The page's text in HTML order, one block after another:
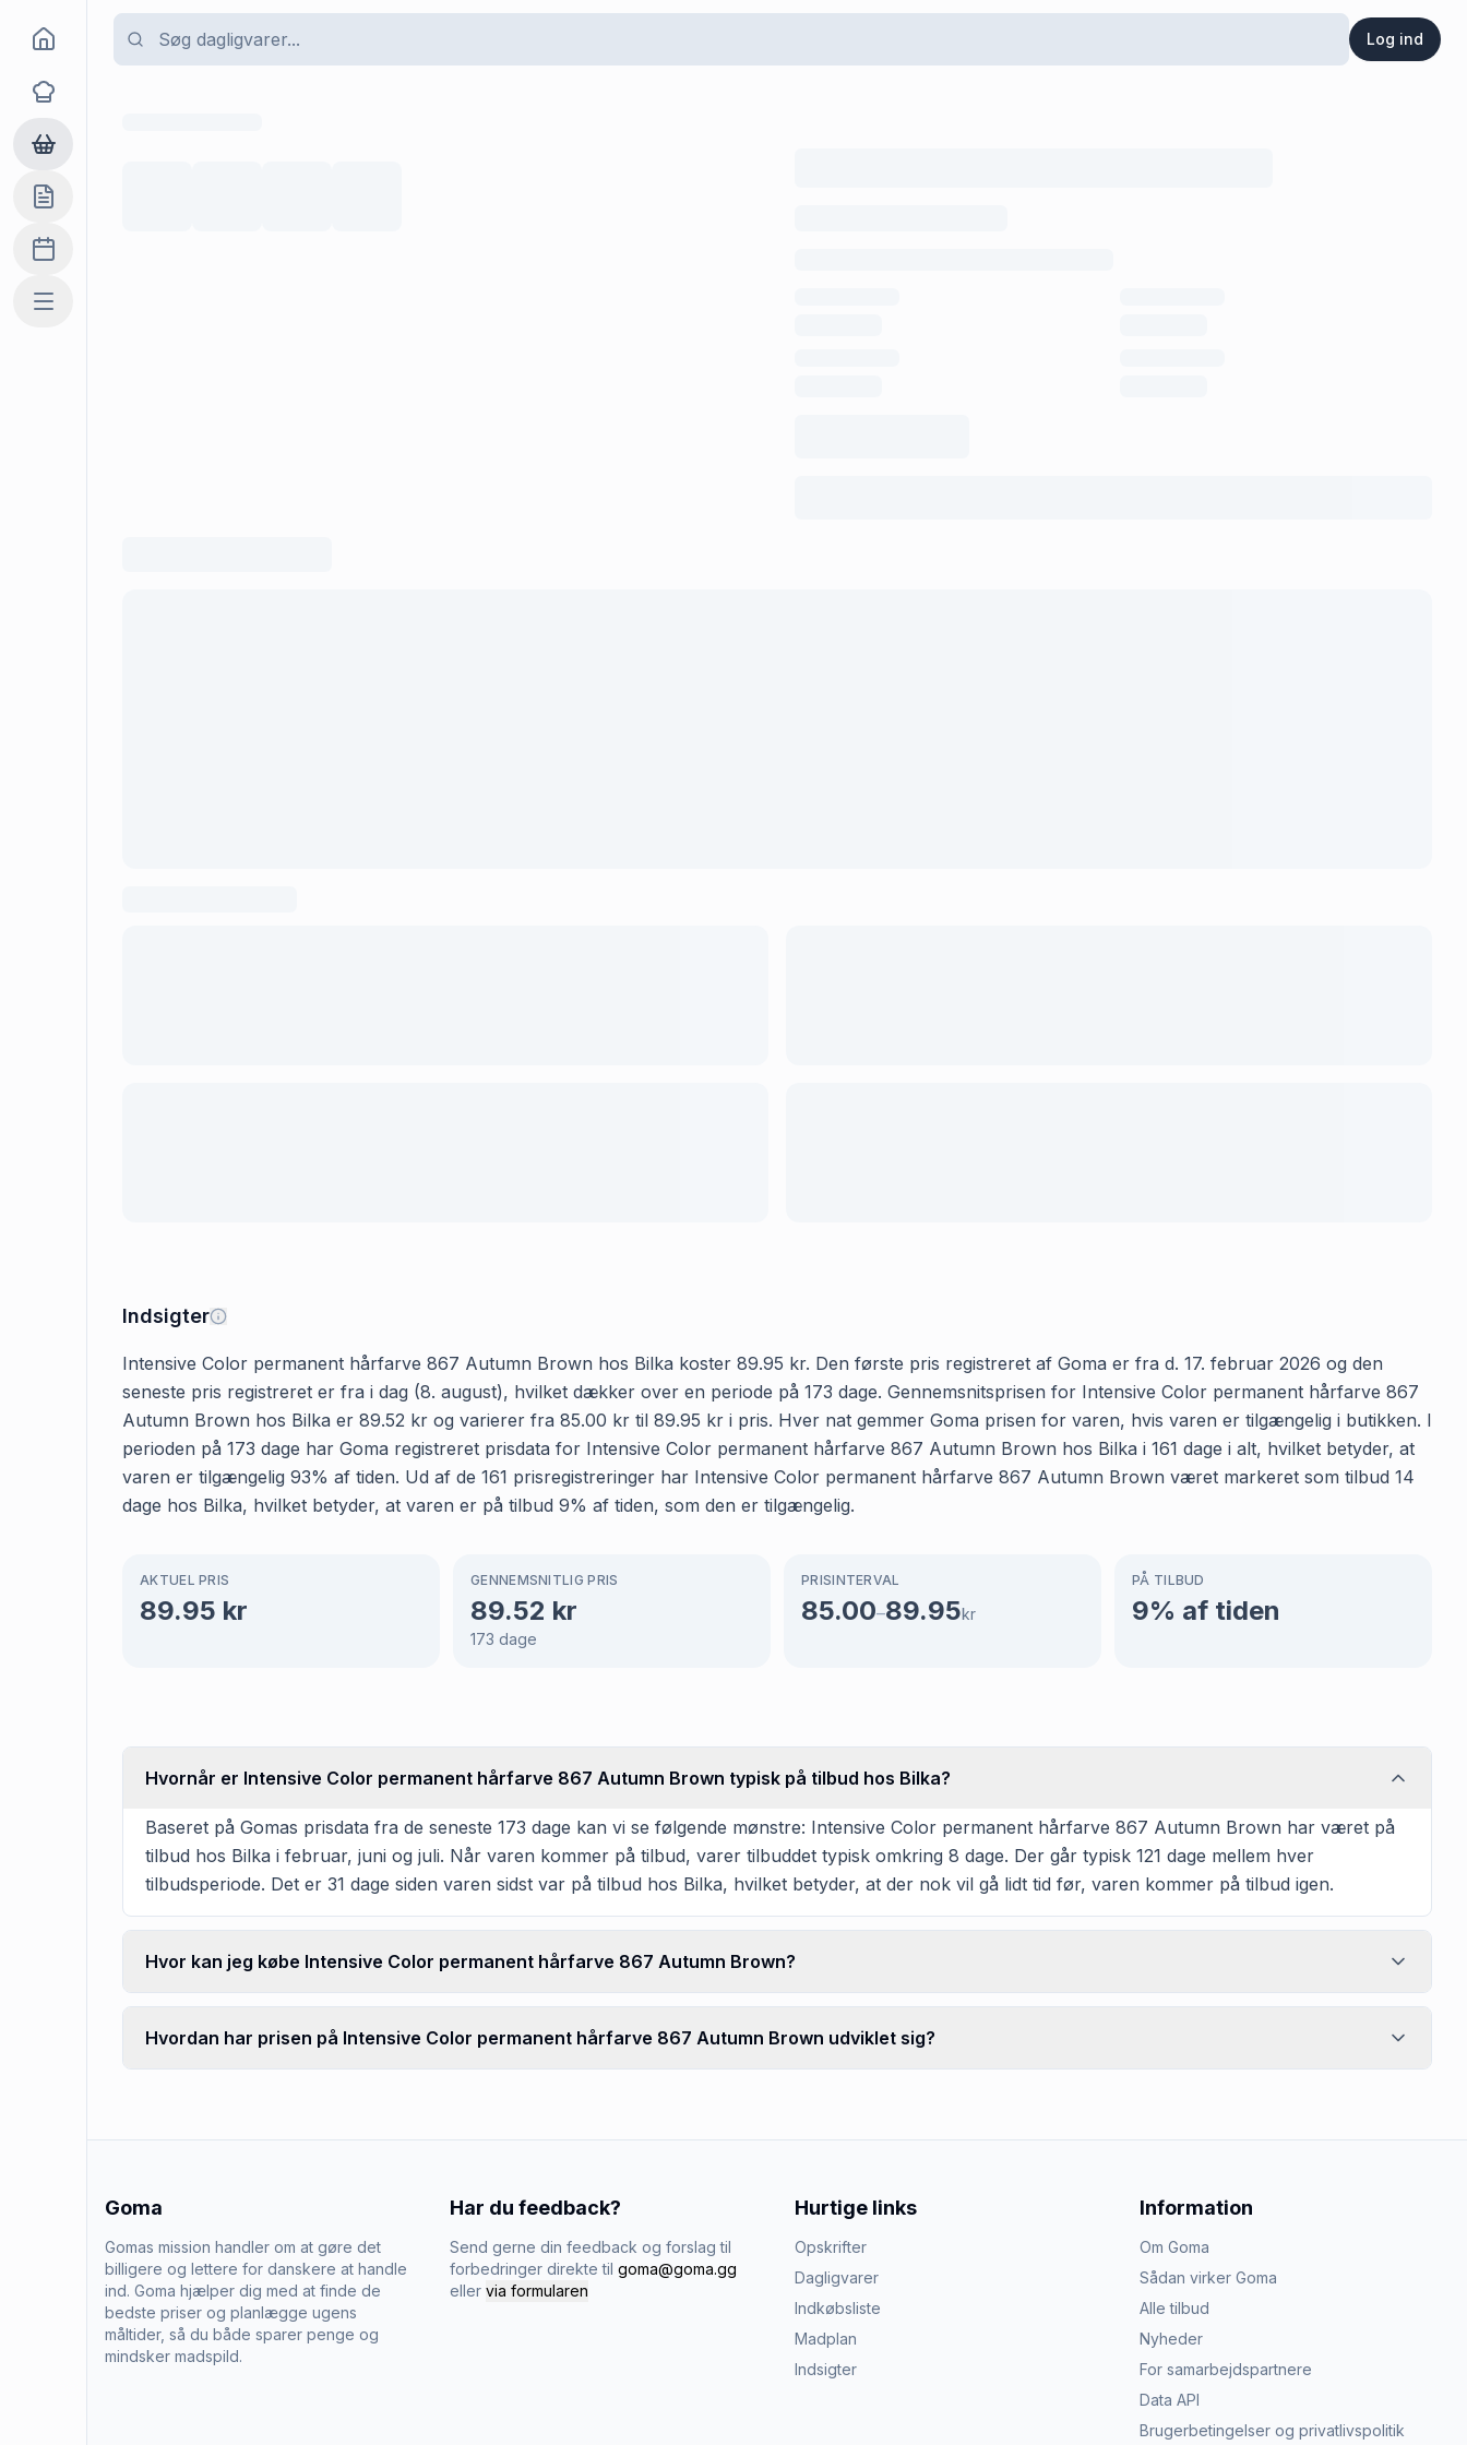
Log ind
Goma
Opskrifter
Dagligvarer
Indkøbslisten
Madplan
Mere
Indsigter
Intensive Color permanent hårfarve 867 Autumn Brown hos Bilka koster 89.95 kr. Den første pris registreret af Goma er fra d. 17. februar 2026 og den
seneste pris registreret er fra i dag (8. august), hvilket dækker over en periode på 173 dage. Gennemsnitsprisen for Intensive Color permanent hårfarve 867
Autumn Brown hos Bilka er 89.52 kr og varierer fra 85.00 kr til 89.95 kr i pris. Hver nat gemmer Goma prisen for varen, hvis varen er tilgængelig i butikken. I
perioden på 173 dage har Goma registreret prisdata for Intensive Color permanent hårfarve 867 Autumn Brown hos Bilka i 161 dage i alt, hvilket betyder, at
varen er tilgængelig 93% af tiden. Ud af de 161 prisregistreringer har Intensive Color permanent hårfarve 867 Autumn Brown været markeret som tilbud 14
dage hos Bilka, hvilket betyder, at varen er på tilbud 9% af tiden, som den er tilgængelig.
AKTUEL PRIS
89.95 kr
GENNEMSNITLIG PRIS
89.52 kr
173 dage
PRISINTERVAL
85.00–89.95kr
PÅ TILBUD
9% af tiden
Hvornår er Intensive Color permanent hårfarve 867 Autumn Brown typisk på tilbud hos Bilka?
Baseret på Gomas prisdata fra de seneste 173 dage kan vi se følgende mønstre: Intensive Color permanent hårfarve 867 Autumn Brown har været på
tilbud hos Bilka i februar, juni og juli. Når varen kommer på tilbud, varer tilbuddet typisk omkring 8 dage. Der går typisk 121 dage mellem hver
tilbudsperiode. Det er 31 dage siden varen sidst var på tilbud hos Bilka, hvilket betyder, at der nok vil gå lidt tid før, varen kommer på tilbud igen.
Hvor kan jeg købe Intensive Color permanent hårfarve 867 Autumn Brown?
Hvordan har prisen på Intensive Color permanent hårfarve 867 Autumn Brown udviklet sig?
Goma
Gomas mission handler om at gøre det
billigere og lettere for danskere at handle
ind. Goma hjælper dig med at finde de
bedste priser og planlægge ugens
måltider, så du både sparer penge og
mindsker madspild.
Har du feedback?
Send gerne din feedback og forslag til
forbedringer direkte til goma@goma.gg
eller via formularen
Hurtige links
Opskrifter
Dagligvarer
Indkøbsliste
Madplan
Indsigter
Information
Om Goma
Sådan virker Goma
Alle tilbud
Nyheder
For samarbejdspartnere
Data API
Brugerbetingelser og privatlivspolitik